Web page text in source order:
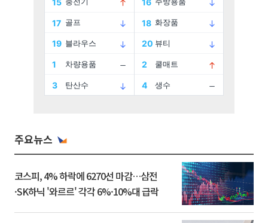
주요뉴스
코스피, 4% 하락에 6270선 마감…삼전
·SK하닉 '와르르' 각각 6%·10%대 급락